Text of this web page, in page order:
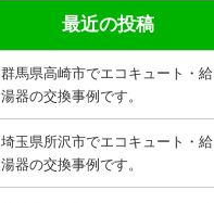
最近の投稿
群馬県高崎市でエコキュート・給
湯器の交換事例です。
埼玉県所沢市でエコキュート・給
湯器の交換事例です。